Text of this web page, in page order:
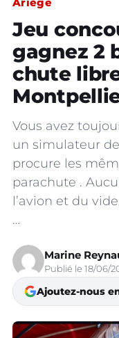
Jeu
gagnez 2
chute
Vous avez
un simulateur
procure les
parachute .
l’avion et du
…
Marine
Publié le 18/06/
Ajoutez-nous